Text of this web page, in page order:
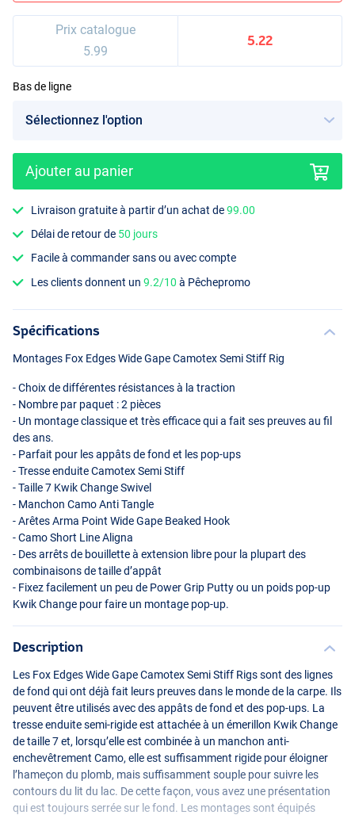
Prix catalogue
5.99
5.22
Bas de ligne
Ajouter au panier
Livraison gratuite à partir d’un achat de99.00
Délai de retour de 50 jours
Facile à commander sans ou avec compte
Les clients donnent un9.2/10 à Pêchepromo
Spécifications
Montages Fox Edges Wide Gape Camotex Semi Stiff Rig
- Choix de différentes résistances à la traction
- Nombre par paquet : 2 pièces
- Un montage classique et très efficace qui a fait ses preuves au fil
des ans.
- Parfait pour les appâts de fond et les pop-ups
- Tresse enduite Camotex Semi Stiff
- Taille 7 Kwik Change Swivel
- Manchon Camo Anti Tangle
- Arêtes Arma Point Wide Gape Beaked Hook
- Camo Short Line Aligna
- Des arrêts de bouillette à extension libre pour la plupart des
combinaisons de taille d’appât
- Fixez facilement un peu de Power Grip Putty ou un poids pop-up
Kwik Change pour faire un montage pop-up.
Description
Les Fox Edges Wide Gape Camotex Semi Stiff Rigs sont des lignes
de fond qui ont déjà fait leurs preuves dans le monde de la carpe. Ils
peuvent être utilisés avec des appâts de fond et des pop-ups. La
tresse enduite semi-rigide est attachée à un émerillon Kwik Change
de taille 7 et, lorsqu’elle est combinée à un manchon anti-
enchevêtrement Camo, elle est suffisamment rigide pour éloigner
l’hameçon du plomb, mais suffisamment souple pour suivre les
contours du lit du lac. De cette façon, vous avez une présentation
qui est toujours serrée sur le fond. Les montages sont équipés